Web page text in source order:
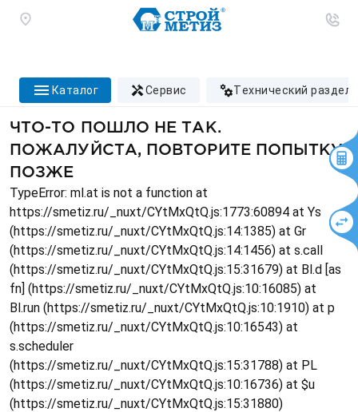
каталог сервис технический раздел
ЧТО-ТО ПОШЛО НЕ ТАК.
ПОЖАЛУЙСТА, ПОВТОРИТЕ ПОПЫТКУ
ПОЗЖЕ
TypeError: ml.at is not a function at
https://smetiz.ru/_nuxt/CYtMxQtQ.js:1773:60894 at Ys
(https://smetiz.ru/_nuxt/CYtMxQtQ.js:14:1385) at Gr
(https://smetiz.ru/_nuxt/CYtMxQtQ.js:14:1456) at s.call
(https://smetiz.ru/_nuxt/CYtMxQtQ.js:15:31679) at Bl.d [as
fn] (https://smetiz.ru/_nuxt/CYtMxQtQ.js:10:16085) at
Bl.run (https://smetiz.ru/_nuxt/CYtMxQtQ.js:10:1910) at p
(https://smetiz.ru/_nuxt/CYtMxQtQ.js:10:16543) at
s.scheduler
(https://smetiz.ru/_nuxt/CYtMxQtQ.js:15:31788) at PL
(https://smetiz.ru/_nuxt/CYtMxQtQ.js:10:16736) at $u
(https://smetiz.ru/_nuxt/CYtMxQtQ.js:15:31880)